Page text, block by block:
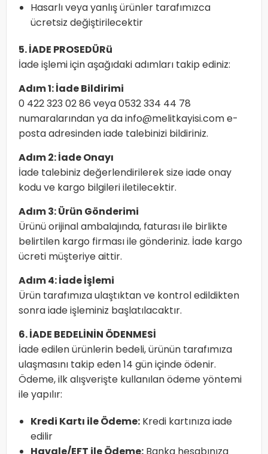
Hasarlı veya yanlış ürünler tarafımızca
ücretsiz değiştirilecektir
5. İADE PROSEDÜRü
İade işlemi için aşağıdaki adımları takip ediniz:
Adım 1: İade Bildirimi
0 422 323 02 86 veya0532 334 44 78
numaralarından ya dainfo@melitkayisi.come-
posta adresinden iade talebinizi bildiriniz.
Adım 2: İade Onayı
İade talebiniz değerlendirilerek size iade onay
kodu ve kargo bilgileri iletilecektir.
Adım 3: Ürün Gönderimi
Ürünü orijinal ambalajında, faturası ile birlikte
belirtilen kargo firması ile gönderiniz. İade kargo
ücreti müşteriye aittir.
Adım 4: İade İşlemi
Ürün tarafımıza ulaştıktan ve kontrol edildikten
sonra iade işleminiz başlatılacaktır.
6. İADE BEDELİNİN ÖDENMESİ
İade edilen ürünlerin bedeli, ürünün tarafımıza
ulaşmasını takip eden 14 gün içinde ödenir.
Ödeme, ilk alışverişte kullanılan ödeme yöntemi
ile yapılır:
Kredi Kartı ile Ödeme: Kredi kartınıza iade
edilir